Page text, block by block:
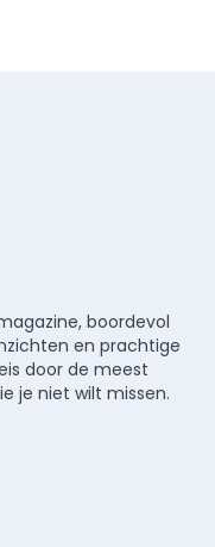
boordevol
en prachtige
door de meest
je niet wilt missen.